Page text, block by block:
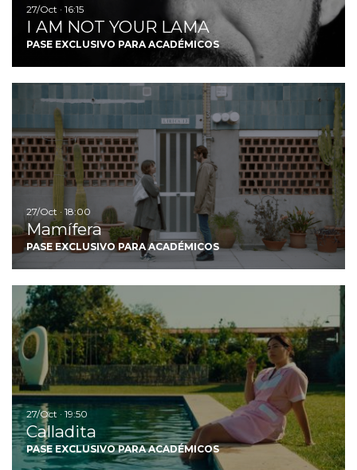
27/Oct · 16:15
I AM NOT YOUR LAMA
PASE EXCLUSIVO PARA ACADÉMICOS
27/Oct · 18:00
Mamífera
PASE EXCLUSIVO PARA ACADÉMICOS
27/Oct · 19:50
Calladita
PASE EXCLUSIVO PARA ACADÉMICOS